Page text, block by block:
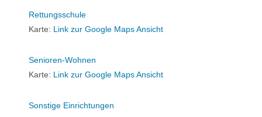
Rettungsschule
Karte: Link zur Google Maps Ansicht
Senioren-Wohnen
Karte: Link zur Google Maps Ansicht
Sonstige Einrichtungen